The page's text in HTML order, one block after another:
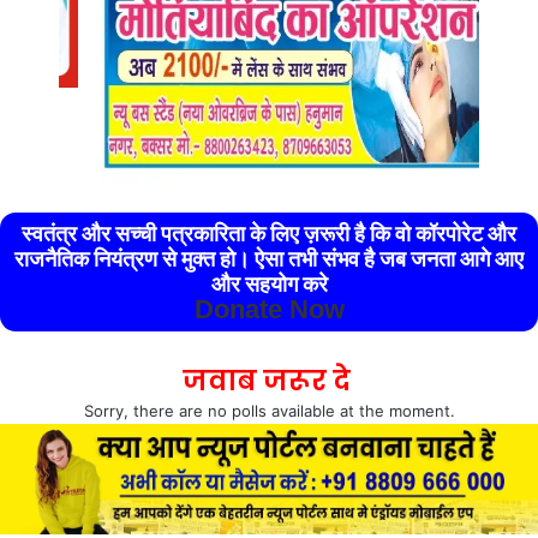
स्वतंत्र और सच्ची पत्रकारिता के लिए ज़रूरी है कि वो कॉरपोरेट और
राजनैतिक नियंत्रण से मुक्त हो। ऐसा तभी संभव है जब जनता आगे आए
और सहयोग करे
Donate Now
जवाब जरूर दे
Sorry, there are no polls available at the moment.